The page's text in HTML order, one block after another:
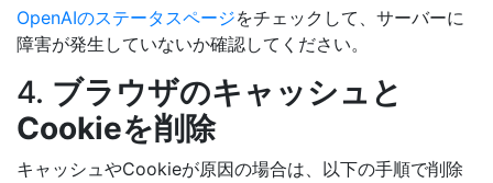
OpenAIのステータスページをチェックして、サーバーに
障害が発生していないか確認してください。
4. ブラウザのキャッシュと
Cookieを削除
キャッシュやCookieが原因の場合は、以下の手順で削除